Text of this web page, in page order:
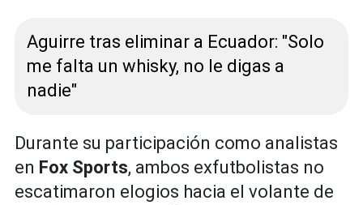
Aguirre tras eliminar a Ecuador: "Solo
me falta un whisky, no le digas a
nadie"
Durante su participación como analistas
en Fox Sports, ambos exfutbolistas no
escatimaron elogios hacia el volante de